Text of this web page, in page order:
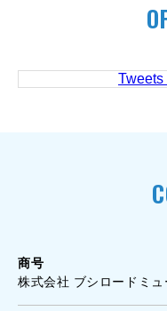
商号
株式会社 ブシロードミュ